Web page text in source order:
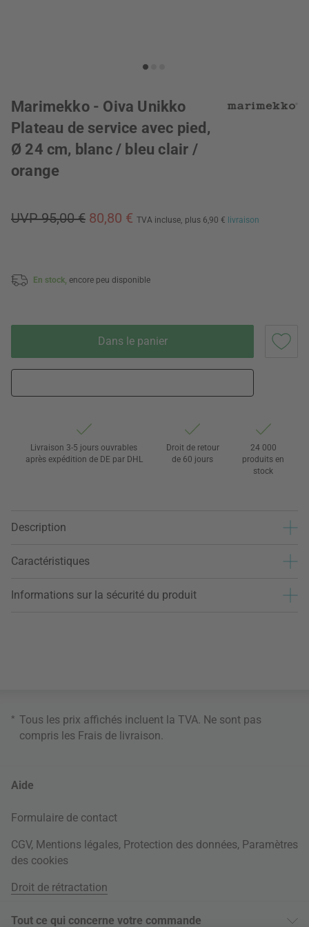
Marimekko - Oiva Unikko
Plateau de service avec pied,
Ø 24 cm, blanc / bleu clair /
orange
UVP 95,00 € 80,80 € TVA incluse, plus 6,90 € livraison
En stock, encore peu disponible
Dans le panier
Livraison 3-5 jours ouvrables
après expédition de DE par DHL
Droit de retour
de 60 jours
24 000
produits en
stock
Description
Caractéristiques
Informations sur la sécurité du produit
* Tous les prix affichés incluent la TVA. Ne sont pas
compris les Frais de livraison
Aide
Formulaire de contact
CGV, Mentions légales, Protection des données, Paramètres
des cookies
Droit de rétractation
Tout ce qui concerne votre commande